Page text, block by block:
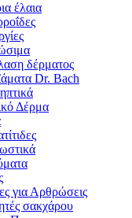
έλαια
δέρματος
Dr. Bach
Δέρμα
για Αρθρώσεις
σακχάρου